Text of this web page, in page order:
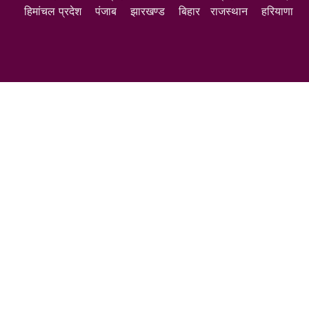
हिमांचल प्रदेश
पंजाब झारखण्ड बिहार राजस्थान हरियाणा